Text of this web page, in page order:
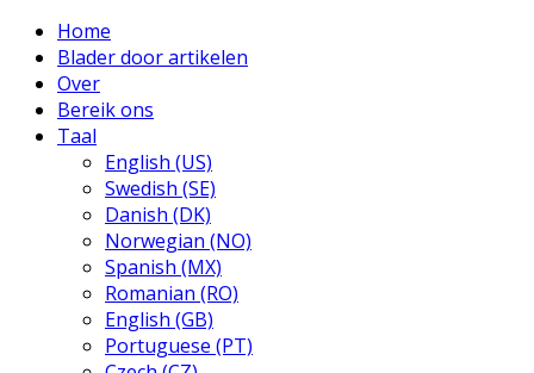
Home
Blader door artikelen
Over
Bereik ons
Taal
English (US)
Swedish (SE)
Danish (DK)
Norwegian (NO)
Spanish (MX)
Romanian (RO)
English (GB)
Portuguese (PT)